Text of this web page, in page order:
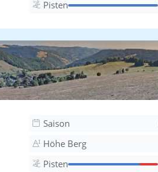
Pisten
Saison
Höhe Berg
Pisten